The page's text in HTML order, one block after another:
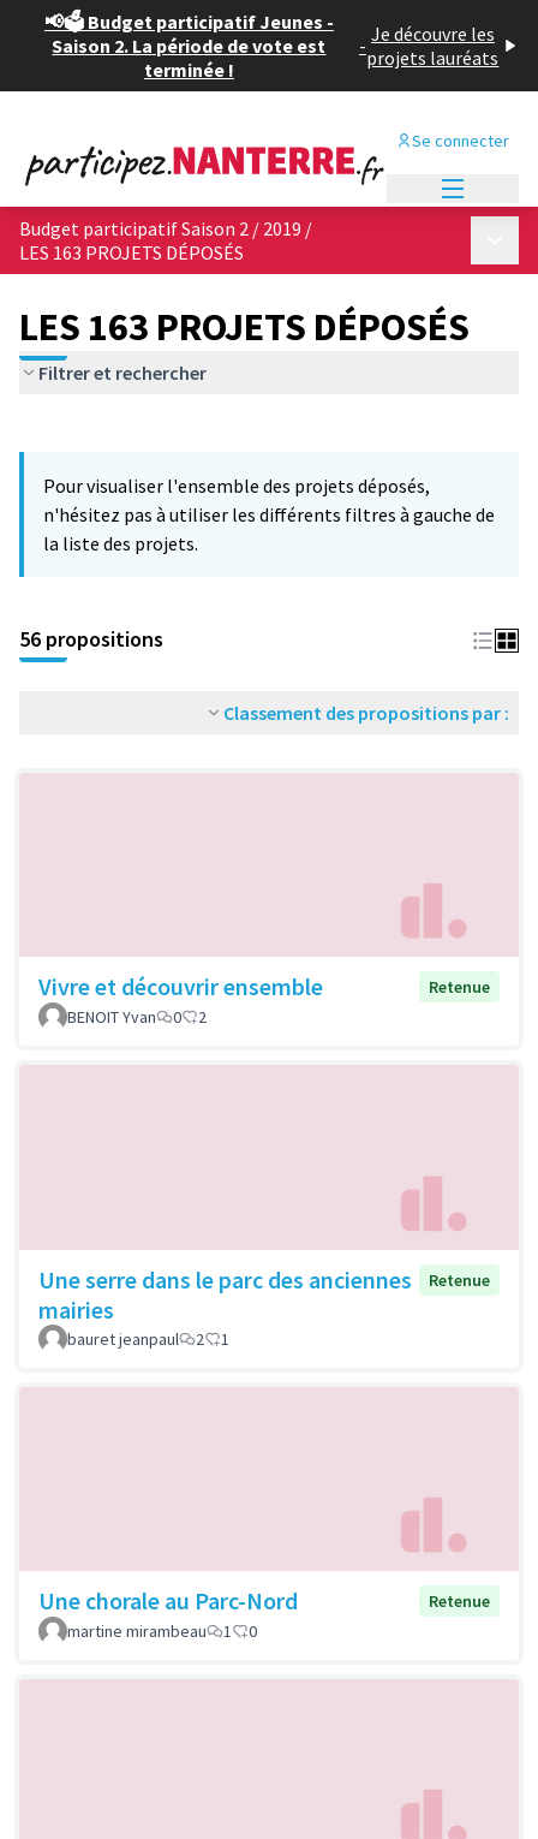
📢🗳️ Budget participatif Jeunes -
Saison 2. La période de vote est
terminée !
- Je découvre les
projets lauréats
Se connecter
Budget participatif Saison 2 / 2019 /
LES 163 PROJETS DÉPOSÉS
LES 163 PROJETS DÉPOSÉS
Filtrer et rechercher
−
Pour visualiser l'ensemble des projets déposés,
n'hésitez pas à utiliser les différents filtres à gauche de
la liste des projets.
56 propositions
Classement des propositions par :
Vivre et découvrir ensemble
Retenue
BENOIT Yvan
0 2
Une serre dans le parc des anciennes
mairies
Retenue
bauret jeanpaul 2 1
Une chorale au Parc-Nord
Retenue
martine mirambeau
1 0